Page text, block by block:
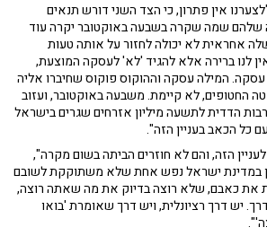
אין פתרון, כי הצד השני דורש תנאים
שמה שקרה בשבעה באוקטובר יקרה עוד
אחראית לא יכולה לחזור על אותה טעות
לנו ברירה אלא להגיד 'לא' לעסקה המוצעת,
המילה עסקה וההוקוס פוקוס שחיברו אליה
החטופים, לא קיימת. משבעה באוקטובר, ועזוב
הדדית לתשעה מיליון אזרחים שגרים בישראל
לעניין הזה, והם לא חוזרים הביתה בשום מקרה",
במדינת ישראל נפש אחת שלא משתוקקת לשובם
את כאבם, שלא רוצה בדיוק את מה שאתה רוצה,
יש דרך רציונלית, ויש דרך שאומרת 'בואו